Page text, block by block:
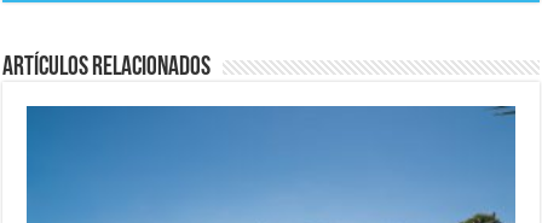
Artículos relacionados